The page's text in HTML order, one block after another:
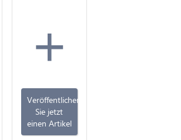
+
Veröffentlichen
Sie jetzt
einen Artikel